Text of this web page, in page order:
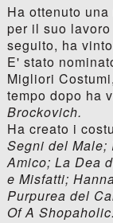
Ha ottenuto
per il suo lavoro
seguito, ha
E' stato
Migliori
tempo dopo ha
Brockovich.
Ha creato i
Segni del Male;
Amico; La Dea
e Misfatti;
Purpurea del
Of A Shopaholic.